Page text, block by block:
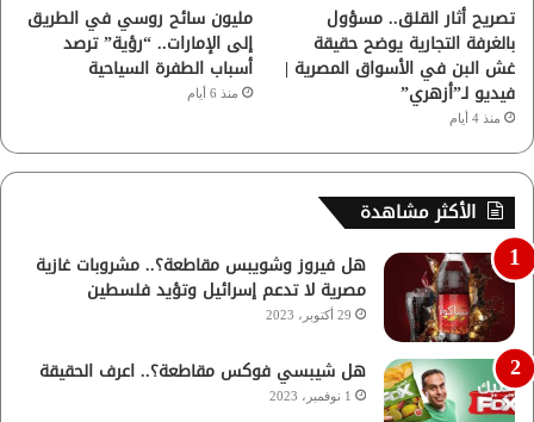
تصريح أثار القلق.. مسؤول
بالغرفة التجارية يوضح حقيقة
غش البن في الأسواق المصرية |
فيديو لـ”أزهري”
منذ 4 أيام
مليون سائح روسي في الطريق
إلى الإمارات.. “رؤية” ترصد
أسباب الطفرة السياحية
منذ 6 أيام
الأكثر مشاهدة
هل فيروز وشويبس مقاطعة؟.. مشروبات غازية
مصرية لا تدعم إسرائيل وتؤيد فلسطين
29 أكتوبر، 2023
هل شيبسي فوكس مقاطعة؟.. اعرف الحقيقة
1 نوفمبر، 2023